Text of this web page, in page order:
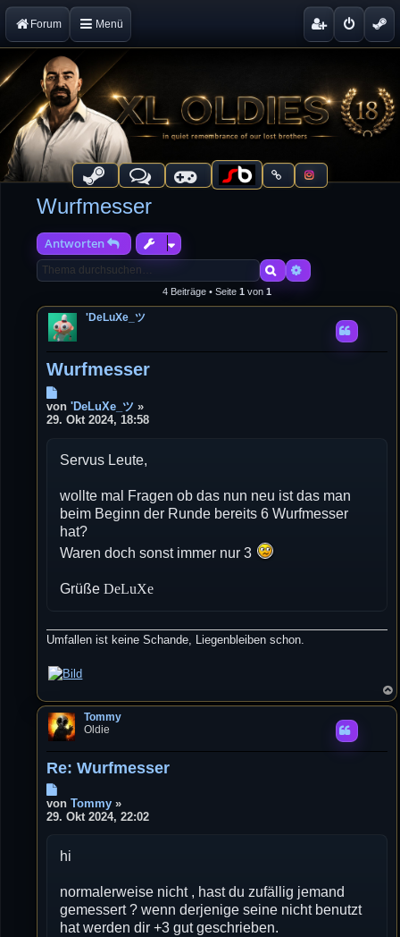
Forum Menü
Wurfmesser
Antworten
SucheErweiterte Suche
4 Beiträge • Seite 1 von 1
'DeLuXe_ツ
Wurfmesser
e
a
von'DeLuXe_ツ »
29. Okt 2024, 18:58
Servus Leute,
wollte mal Fragen ob das nun neu ist das man
beim Beginn der Runde bereits 6 Wurfmesser
hat?
Waren doch sonst immer nur 3
GrüßeDeLuXe
Umfallen ist keine Schande, Liegenbleiben schon.
c
Tommy
Oldie
Re: Wurfmesser
e
a
vonTommy »
29. Okt 2024, 22:02
hi
normalerweise nicht , hast du zufällig jemand
gemessert ? wenn derjenige seine nicht benutzt
hat werden dir +3 gut geschrieben.